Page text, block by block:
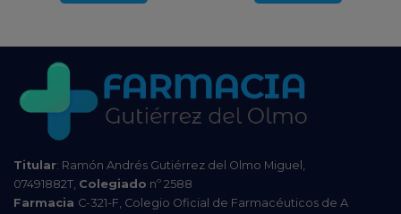
Titular: Ramón Andrés Gutiérrez del Olmo Miguel,
07491882T, Colegiado nº 2588
Farmacia C-321-F, Colegio Oficial de Farmacéuticos de A